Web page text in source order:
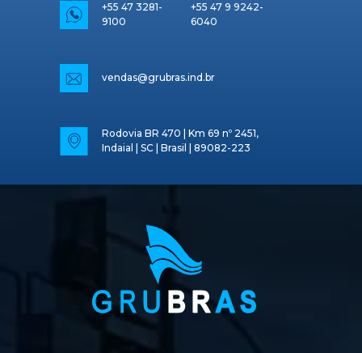
+55 47 3281-
9100
+55 47 9 9242-
6040
vendas@grubras.ind.br
Rodovia BR 470 | Km 69 nº 2451,
Indaial | SC | Brasil | 89082-223